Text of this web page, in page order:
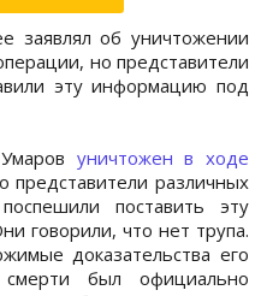
заявлял об уничтожении
но представители
эту информацию под
уничтожен в ходе
представители различных
поставить эту
говорили, что нет трупа.
доказательства его
был официально